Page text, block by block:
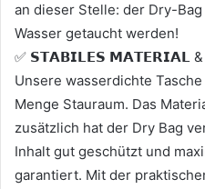
an dieser Stelle: der Dry-
Wasser getaucht werden!
✅ 𝗦𝗧𝗔𝗕𝗜𝗟𝗘𝗦 𝗠𝗔𝗧𝗘𝗥𝗜𝗔𝗟
Unsere wasserdichte
Menge Stauraum. Das
zusätzlich hat der Dry Bag
Inhalt gut geschützt und
garantiert. Mit der